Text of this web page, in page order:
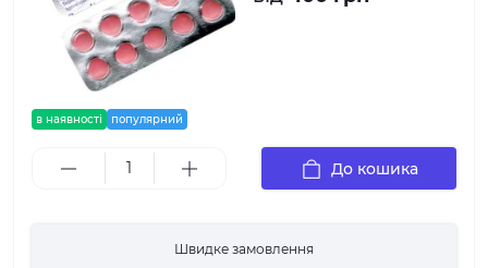
в наявності популярний
До кошика
Швидке замовлення